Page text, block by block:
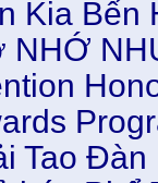
Kia Bến
NHỚ
Tao